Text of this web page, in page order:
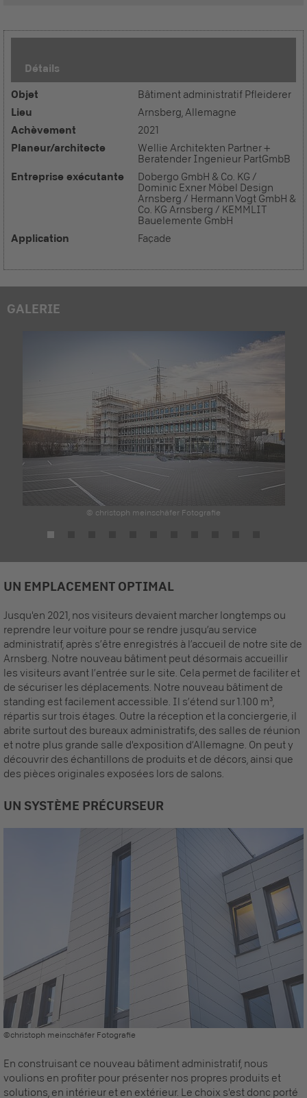
Détails
Objet Bâtiment administratif Pfleiderer
Lieu Arnsberg, Allemagne
Achèvement 2021
Planeur/architecte
Wellie Architekten Partner +
Beratender Ingenieur PartGmbB
Entreprise exécutante
Dobergo GmbH & Co. KG /
Dominic Exner Möbel Design
Arnsberg / Hermann Vogt GmbH &
Co. KG Arnsberg / KEMMLIT
Bauelemente GmbH
Application Façade
GALERIE
© christoph meinschäfer Fotografie
UN EMPLACEMENT OPTIMAL
Jusqu'en 2021, nos visiteurs devaient marcher longtemps ou
reprendre leur voiture pour se rendre jusqu’au service
administratif, après s’être enregistrés à l’accueil de notre site de
Arnsberg. Notre nouveau bâtiment peut désormais accueillir
les visiteurs avant l’entrée sur le site. Cela permet de faciliter et
de sécuriser les déplacements. Notre nouveau bâtiment de
standing est facilement accessible. Il s’étend sur 1.100 m³,
répartis sur trois étages. Outre la réception et la conciergerie, il
abrite surtout des bureaux administratifs, des salles de réunion
et notre plus grande salle d'exposition d‘Allemagne. On peut y
découvrir des échantillons de produits et de décors, ainsi que
des pièces originales exposées lors de salons.
UN SYSTÈME PRÉCURSEUR
En construisant ce nouveau bâtiment administratif, nous
voulions en profiter pour présenter nos propres produits et
solutions, en intérieur et en extérieur. Le choix s'est donc porté
©christoph meinschäfer Fotografie